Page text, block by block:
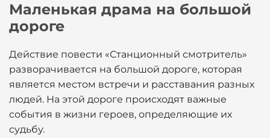
Маленькая драма на большой
дороге
Действие повести «Станционный смотритель»
разворачивается на большой дороге, которая
является местом встречи и расставания разных
людей. На этой дороге происходят важные
события в жизни героев, определяющие их
судьбу.